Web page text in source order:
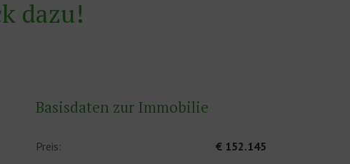
dazu!
Basisdaten zur Immobilie
Preis: € 152.145